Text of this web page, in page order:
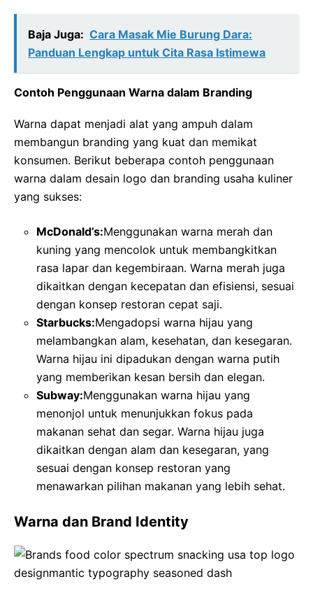
Baja Juga: Cara Masak Mie Burung Dara:
Panduan Lengkap untuk Cita Rasa Istimewa
Contoh Penggunaan Warna dalam Branding
Warna dapat menjadi alat yang ampuh dalam
membangun branding yang kuat dan memikat
konsumen. Berikut beberapa contoh penggunaan
warna dalam desain logo dan branding usaha kuliner
yang sukses:
McDonald’s:Menggunakan warna merah dan
kuning yang mencolok untuk membangkitkan
rasa lapar dan kegembiraan. Warna merah juga
dikaitkan dengan kecepatan dan efisiensi, sesuai
dengan konsep restoran cepat saji.
Starbucks:Mengadopsi warna hijau yang
melambangkan alam, kesehatan, dan kesegaran.
Warna hijau ini dipadukan dengan warna putih
yang memberikan kesan bersih dan elegan.
Subway:Menggunakan warna hijau yang
menonjol untuk menunjukkan fokus pada
makanan sehat dan segar. Warna hijau juga
dikaitkan dengan alam dan kesegaran, yang
sesuai dengan konsep restoran yang
menawarkan pilihan makanan yang lebih sehat.
Warna dan Brand Identity